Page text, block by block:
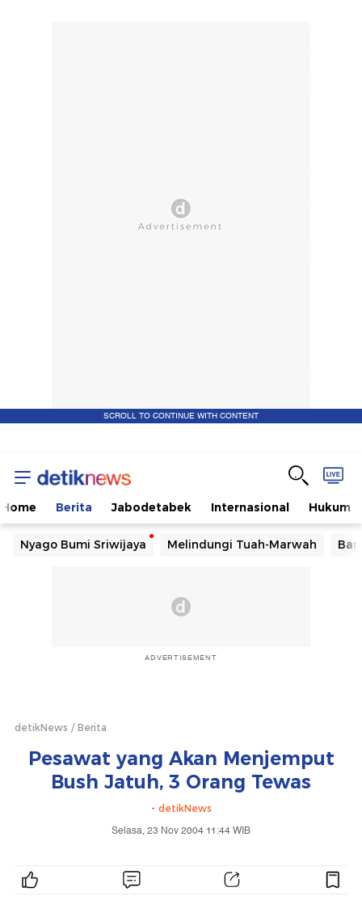
SCROLL TO CONTINUE WITH CONTENT
Home Berita Jabodetabek Internasional Hukum
Nyago Bumi Sriwijaya Melindungi Tuah-Marwah
ADVERTISEMENT
detikNews Berita
Pesawat yang Akan Menjemput
Bush Jatuh, 3 Orang Tewas
- detikNews
Selasa, 23 Nov 2004 11:44 WIB